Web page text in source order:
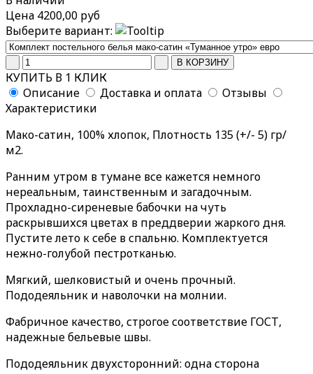
Цена 4200,00 руб
Выберите вариант:
КУПИТЬ В 1 КЛИК
Описание
Доставка и оплата
Отзывы
Характеристики
Мако-сатин, 100% хлопок, Плотность 135 (+/- 5) гр/
м2.
Ранним утром в тумане все кажется немного
нереальным, таинственным и загадочным.
Прохладно-сиреневые бабочки на чуть
раскрывшихся цветах в преддверии жаркого дня.
Пустите лето к себе в спальню. Комплектуется
нежно-голубой пестротканью.
Мягкий, шелковистый и очень прочный.
Пододеяльник и наволочки на молнии.
Фабричное качество, строгое соответствие ГОСТ,
надежные бельевые швы.
Пододеяльник двухсторонний: одна сторона